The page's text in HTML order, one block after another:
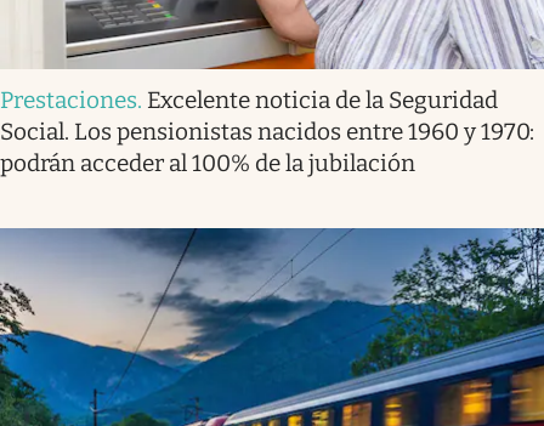
Prestaciones. Excelente noticia de la Seguridad
Social. Los pensionistas nacidos entre 1960 y 1970:
podrán acceder al 100% de la jubilación